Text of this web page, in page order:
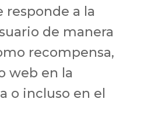
a la
de manera
recompensa,
web en la
o incluso en el